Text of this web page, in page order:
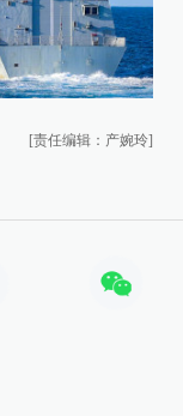
[责任编辑：产婉玲]